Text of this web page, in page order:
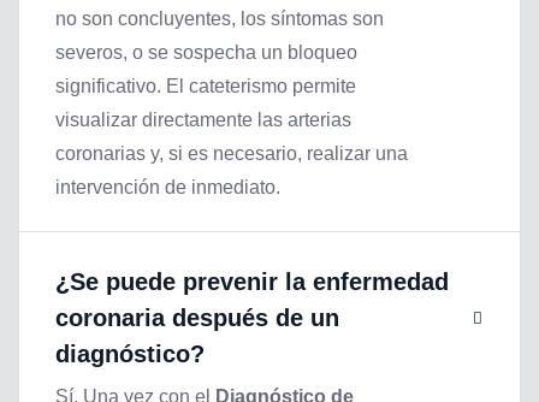
no son concluyentes, los síntomas son
severos, o se sospecha un bloqueo
significativo. El cateterismo permite
visualizar directamente las arterias
coronarias y, si es necesario, realizar una
intervención de inmediato.
¿Se puede prevenir la enfermedad
coronaria después de un
diagnóstico?
Sí. Una vez con el
Diagnóstico de